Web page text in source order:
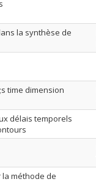
la synthèse de
time dimension
délais temporels
méthode de